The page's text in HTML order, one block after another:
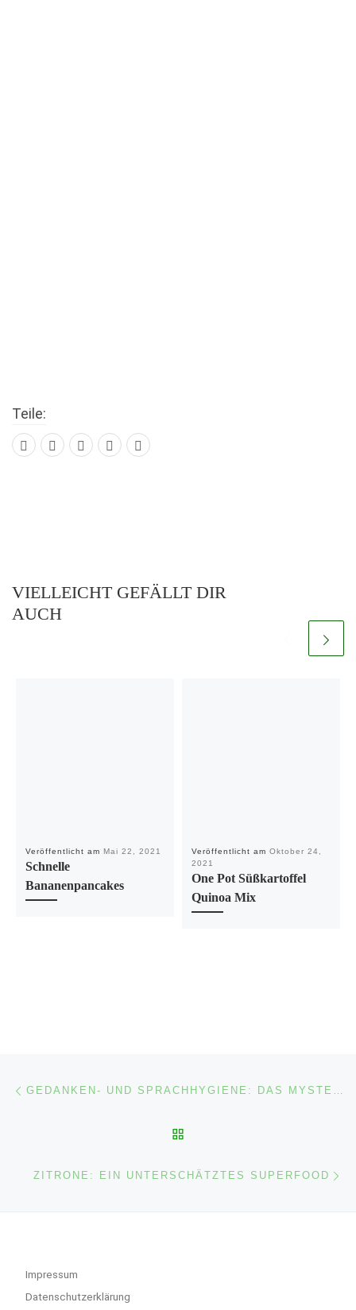
Teile:
VIELLEICHT GEFÄLLT DIR
AUCH
Veröffentlicht am Mai 22, 2021
Schnelle
Bananenpancakes
Veröffentlicht am Oktober 24,
2021
One Pot Süßkartoffel
Quinoa Mix
Beitragsnavigation GEDANKEN- UND SPRACHHYGIENE: DAS MYSTERIUM DES NICHTS
ZITRONE: EIN UNTERSCHÄTZTES SUPERFOOD
Impressum
Datenschutzerklärung